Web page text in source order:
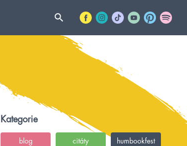
Kategorie
blog citáty humbookfest